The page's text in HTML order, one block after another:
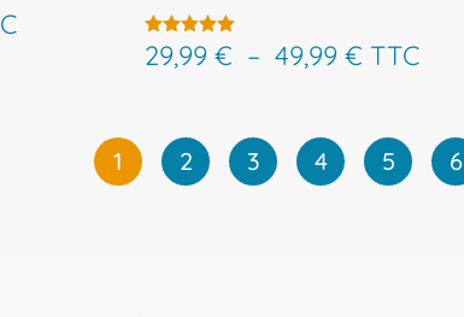
Note
4.79
29,99 € – 49,99 €Plage
29,99 €
à
TTC
1 2 3 4 5 6